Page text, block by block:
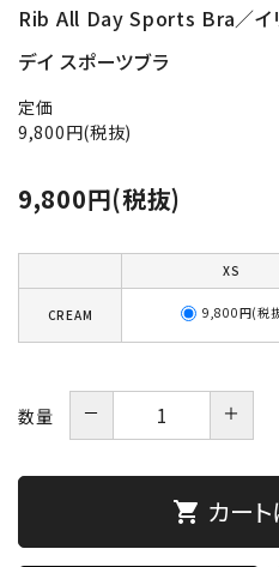
Rib All Day Sports Bra／イ
デイ スポーツブラ
定価
9,800円(税抜)
9,800円(税抜)
XS
CREAM 9,800円(税
数量 － ＋
shopping_cart カー